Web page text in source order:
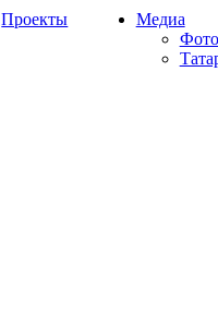
Проекты
Медиа
Фото